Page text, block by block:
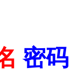
密码